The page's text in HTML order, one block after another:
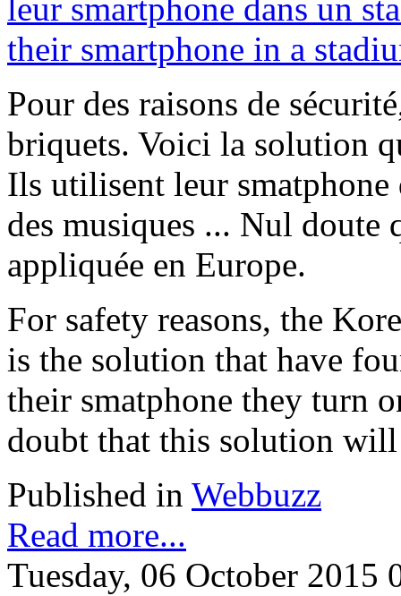
Pour des raisons de
briquets. Voici la solution
Ils utilisent leur
des musiques ... Nul doute
appliquée en Europe.
For safety reasons, the
is the solution that have
their smatphone they turn
doubt that this solution
Published in Webbuzz
Read more...
Tuesday, 06 October 2015